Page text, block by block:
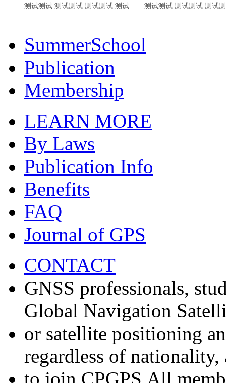
测试测试 测试测试 测试测试 测试 测试测试 测试测试 测试
SummerSchool
Publication
Membership
LEARN MORE
By Laws
Publication Info
Benefits
FAQ
Journal of GPS
CONTACT
GNSS professionals,
Global Navigation
or satellite positioning
regardless of nationality,
to join CPGPS.All